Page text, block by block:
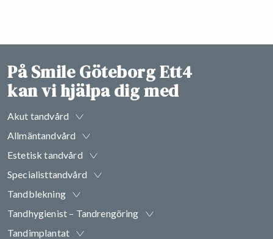
På Smile Göteborg Ett4
kan vi hjälpa dig med
Akut tandvård
Allmäntandvård
Estetisk tandvård
Specialisttandvård
Tandblekning
Tandhygienist – Tandrengöring
Tandimplantat